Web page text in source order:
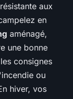
aux
en
aménagé,
une bonne
consignes
ou
hiver, vos